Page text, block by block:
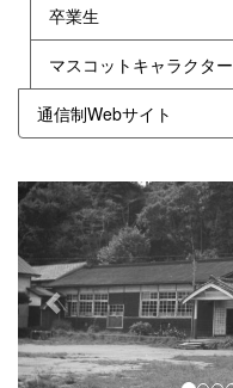
卒業生
マスコットキャラクター
通信制Webサイト
p
r
e
v
i
o